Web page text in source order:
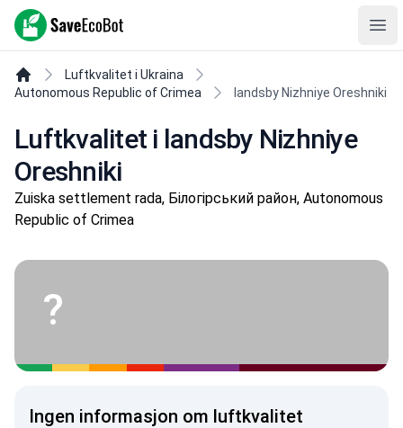
SaveEcoBot
Luftkvalitet i Ukraina
Autonomous Republic of Crimea
landsby Nizhniye Oreshniki
Luftkvalitet i landsby Nizhniye
Oreshniki
Zuiska settlement rada, Білогірський район, Autonomous
Republic of Crimea
?
Ingen informasjon om luftkvalitet